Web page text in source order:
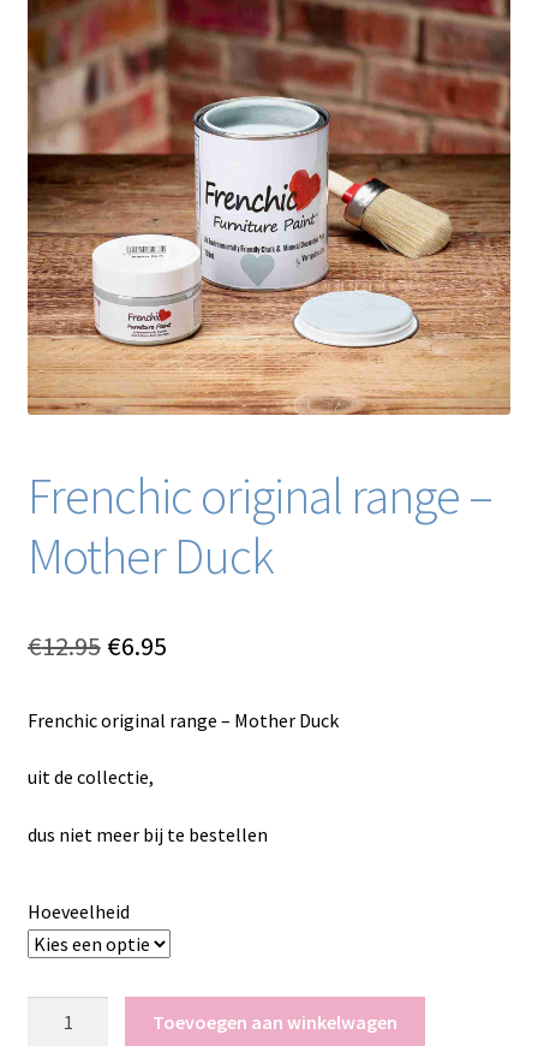
Blog / DIY / Tutorials
Over mij
Contact
Frenchic original range –
Mother Duck
€12.95 Oorspronkelijke
was:
€12.95.
€6.95Huidige
is:
Frenchic original range – Mother Duck
uit de collectie,
dus niet meer bij te bestellen
Hoeveelheid
Toevoegen aan winkelwagen